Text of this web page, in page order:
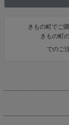
きもの町でご
きもの町
でのご